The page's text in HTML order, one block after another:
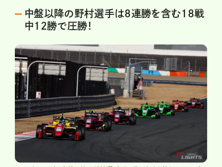
中盤以降の野村選手は8連勝を含む18戦
中12勝で圧勝！